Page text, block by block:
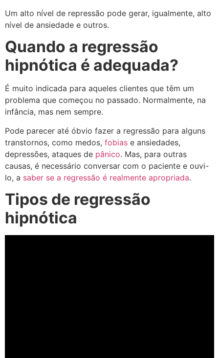
Um alto nível de repressão pode gerar, igualmente, alto
nível de ansiedade e outros.
Quando a regressão
hipnótica é adequada?
É muito indicada para aqueles clientes que têm um
problema que começou no passado. Normalmente, na
infância, mas nem sempre.
Pode parecer até óbvio fazer a regressão para alguns
transtornos, como medos, fobias e ansiedades,
depressões, ataques de pânico. Mas, para outras
causas, é necessário conversar com o paciente e ouvi-
lo, a saber se a regressão é realmente apropriada.
Tipos de regressão
hipnótica